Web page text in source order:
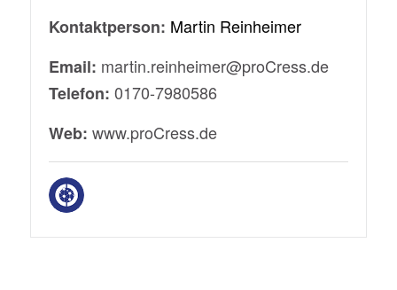
Kontaktperson: Martin Reinheimer
Email: martin.reinheimer@proCress.de
Telefon: 0170-7980586
Web: www.proCress.de